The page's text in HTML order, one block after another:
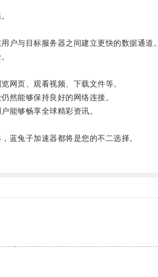
与目标服务器之间建立更快的数据通道。
页、观看视频、下载文件等。
能够保持良好的网络连接。
能够畅享全球精彩资讯。
兔子加速器都将是您的不二选择。